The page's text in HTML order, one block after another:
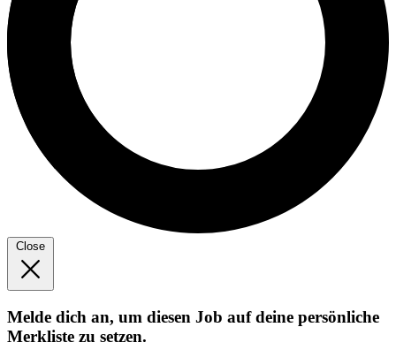
Close
Melde dich an, um diesen Job auf deine persönliche
Merkliste zu setzen.